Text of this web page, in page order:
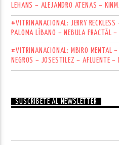
LEHANS – ALEJANDRO ATENAS –
#VITRINANACIONAL: JERRY
PALOMA LÍBANO – NEBULA FRACTÄL –
#VITRINANACIONAL: MBIRO MENTAL
NEGROS – JOSESTILEZ – AFLUENTE –
SUSCRÍBETE AL NEWSLETTER